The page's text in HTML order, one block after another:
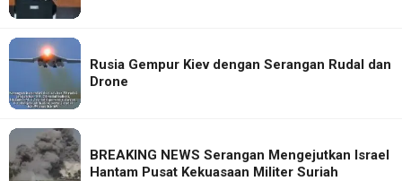
Rusia Gempur Kiev dengan Serangan Rudal dan
Drone
BREAKING NEWS Serangan Mengejutkan Israel
Hantam Pusat Kekuasaan Militer Suriah